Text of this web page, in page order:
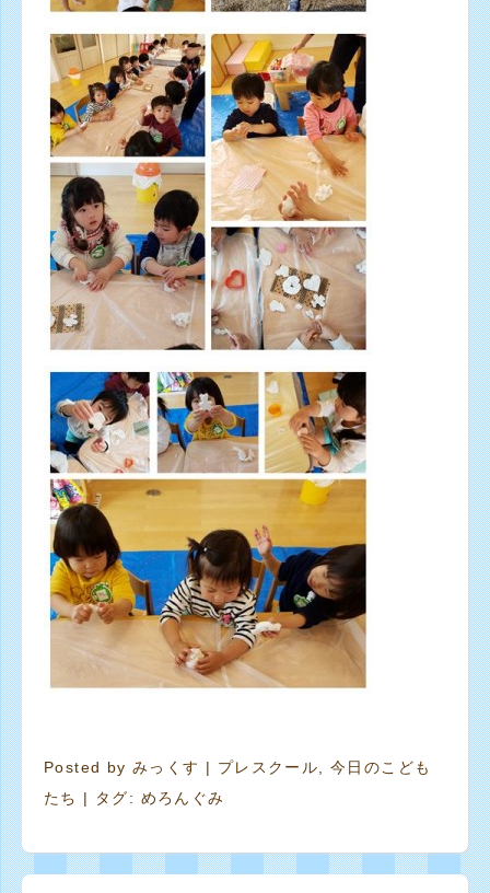
Posted byみっくす | プレスクール ,今日のこども
たち | タグ: めろんぐみ